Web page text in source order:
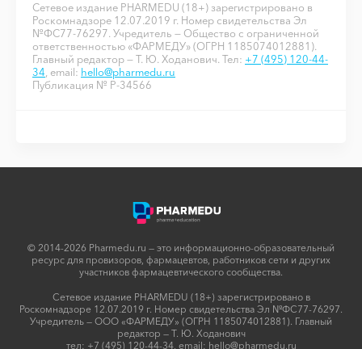
Сетевое издание PHARMEDU (18+) зарегистрировано в
Роскомнадзоре 12.07.2019 г. Номер свидетельства Эл
№ФС77-76297. Учредитель — Общество с ограниченной
ответственностью «ФАРМЕДУ» (ОГРН 1185074012881).
Главный редактор — Т. Ю. Ходанович. Тел: +7 (495) 120-44-
34 , email: hello@pharmedu.ru
Публикация № P-34566
© 2014-2026 Pharmedu.ru — это информационно-образовательный
ресурс для провизоров, фармацевтов, работников сети и других
участников фармацевтического сообщества.
Сетевое издание PHARMEDU (18+) зарегистрировано в
Роскомнадзоре 12.07.2019 г. Номер свидетельства Эл №ФС77-76297.
Учредитель — ООО «ФАРМЕДУ» (ОГРН 1185074012881). Главный
редактор — Т. Ю. Ходанович
тел: +7 (495) 120-44-34, email: hello@pharmedu.ru